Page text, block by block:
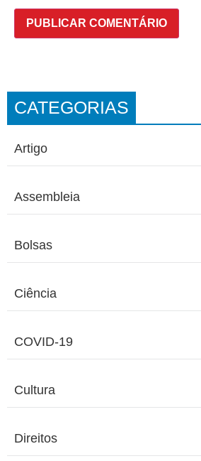
CATEGORIAS
Artigo
Assembleia
Bolsas
Ciência
COVID-19
Cultura
Direitos